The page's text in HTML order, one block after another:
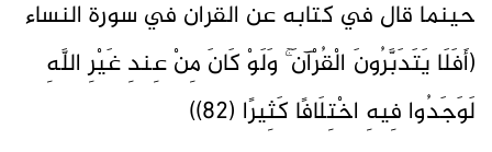
حينما قال في كتابه عن القران في سورة النساء
(أَفَلَا يَتَدَبَّرُونَ الْقُرْآنَ ۚ وَلَوْ كَانَ مِنْ عِندِ غَيْرِ اللَّهِ
لَوَجَدُوا فِيهِ اخْتِلَافًا كَثِيرًا (82))